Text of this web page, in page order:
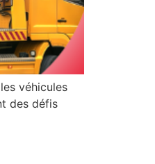
véhicules
des défis